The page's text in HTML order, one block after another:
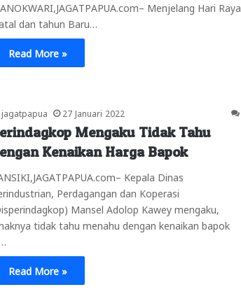
Menjelang Hari Raya
dan tahun Baru…
Read More »
jagatpapua 27 Januari 2022
Mengaku Tidak Tahu
Kenaikan Harga Bapok
Kepala Dinas
Perdagangan dan Koperasi
Mansel Adolop Kawey mengaku,
tidak tahu menahu dengan kenaikan bapok
Read More »